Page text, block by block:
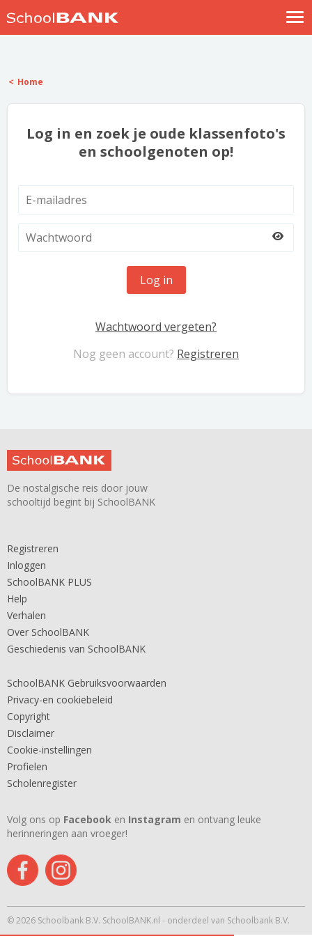
Help
Home
Log in en zoek je oude klassenfoto's
en schoolgenoten op!
Log in
Wachtwoord vergeten?
Nog geen account? Registreren
De nostalgische reis door jouw
schooltijd begint bij SchoolBANK
Registreren
Inloggen
SchoolBANK PLUS
Help
Verhalen
Over SchoolBANK
Geschiedenis van SchoolBANK
SchoolBANK Gebruiksvoorwaarden
Privacy-en cookiebeleid
Copyright
Disclaimer
Cookie-instellingen
Profielen
Scholenregister
Volg ons op Facebook en Instagram en ontvang leuke
herinneringen aan vroeger!
© 2026 Schoolbank B.V. SchoolBANK.nl - onderdeel van Schoolbank B.V.